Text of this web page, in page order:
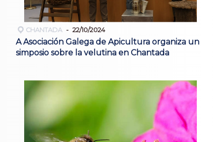
CHANTADA 22/10/2024
A Asociación Galega de Apicultura organiza un
simposio sobre la velutina en Chantada